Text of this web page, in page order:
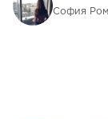
София